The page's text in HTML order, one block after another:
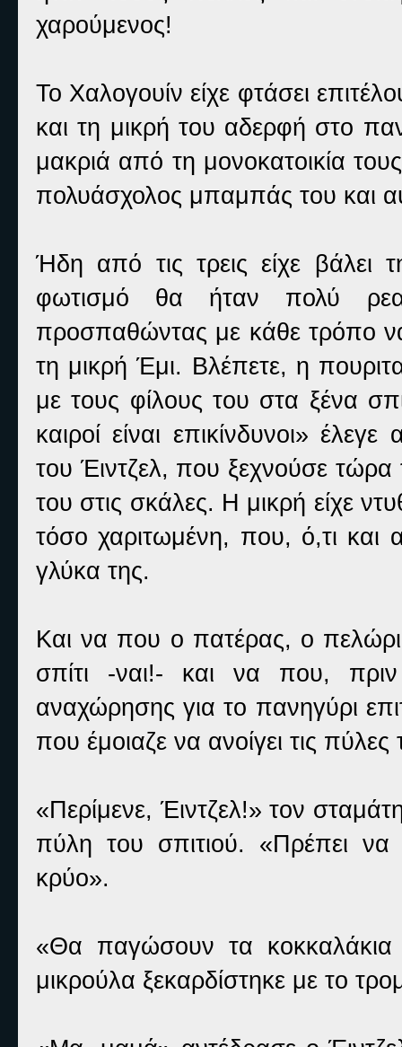
χαρούμενος!
Το Χαλογουίν είχε φτάσει
και τη μικρή του αδερφή στο
μακριά από τη μονοκατοικία
πολυάσχολος μπαμπάς του και
Ήδη από τις τρεις είχε βάλει
φωτισμό θα ήταν πολύ
προσπαθώντας με κάθε τρόπο
τη μικρή Έμι. Βλέπετε, η
με τους φίλους του στα ξένα
καιροί είναι επικίνδυνοι»
του Έιντζελ, που ξεχνούσε
του στις σκάλες. Η μικρή είχε
τόσο χαριτωμένη, που, ό,τι
γλύκα της.
Και να που ο πατέρας, ο
σπίτι -ναι!- και να που,
αναχώρησης για το πανηγύρι
που έμοιαζε να ανοίγει τις
«Περίμενε, Έιντζελ!» τον
πύλη του σπιτιού. «Πρέπει
κρύο».
«Θα παγώσουν τα
μικρούλα ξεκαρδίστηκε με το